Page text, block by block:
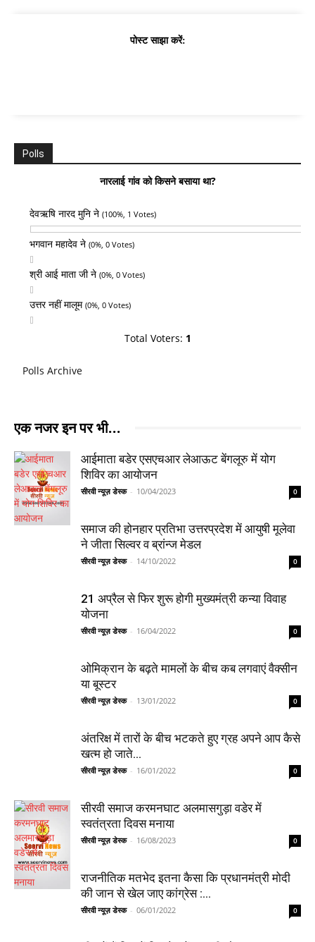
पोस्ट साझा करें:
Polls
नारलाई गांव को किसने बसाया था?
देवऋषि नारद मुनि ने (100%, 1 Votes)
भगवान महादेव ने (0%, 0 Votes)
श्री आई माता जी ने (0%, 0 Votes)
उत्तर नहीं मालूम (0%, 0 Votes)
Total Voters: 1
Polls Archive
एक नजर इन पर भी...
आईमाता बडेर एसएचआर लेआऊट बेंगलूरु में योग
शिविर का आयोजन
सीरवी न्यूज़ डेस्क - 10/04/2023 0
समाज की होनहार प्रतिभा उत्तरप्रदेश में आयुषी मूलेवा
ने जीता सिल्वर व ब्रांन्ज मेडल
सीरवी न्यूज़ डेस्क - 14/10/2022 0
21 अप्रैल से फिर शुरू होगी मुख्यमंत्री कन्या विवाह
योजना
सीरवी न्यूज़ डेस्क - 16/04/2022 0
ओमिक्रान के बढ़ते मामलों के बीच कब लगवाएं वैक्सीन
या बूस्टर
सीरवी न्यूज़ डेस्क - 13/01/2022 0
अंतरिक्ष में तारों के बीच भटकते हुए ग्रह अपने आप कैसे
खत्म हो जाते...
सीरवी न्यूज़ डेस्क - 16/01/2022 0
सीरवी समाज करमनघाट अलमासगुड़ा वडेर में
स्वतंत्रता दिवस मनाया
सीरवी न्यूज़ डेस्क - 16/08/2023 0
राजनीतिक मतभेद इतना कैसा कि प्रधानमंत्री मोदी
की जान से खेल जाए कांग्रेस :...
सीरवी न्यूज़ डेस्क - 06/01/2022 0